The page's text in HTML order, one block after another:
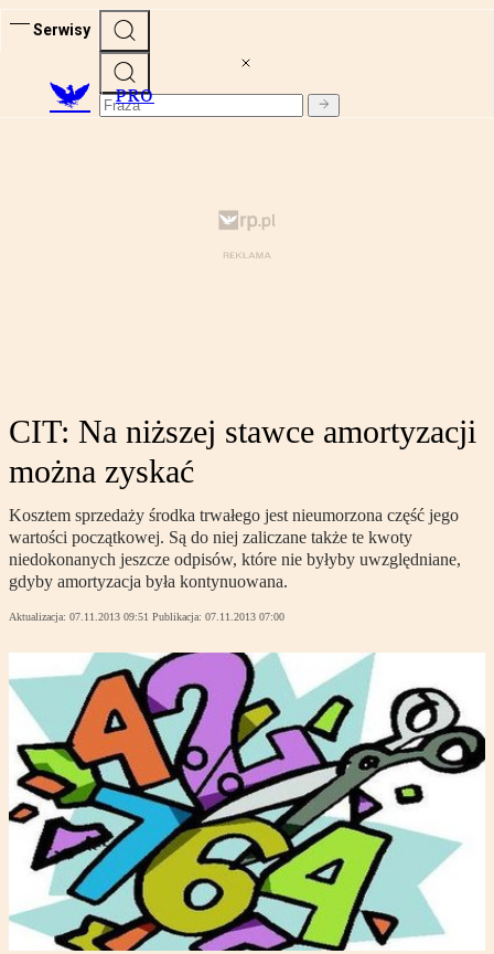
Serwisy
PRO
CIT: Na niższej stawce amortyzacji
można zyskać
Kosztem sprzedaży środka trwałego jest nieumorzona część jego
wartości początkowej. Są do niej zaliczane także te kwoty
niedokonanych jeszcze odpisów, które nie byłyby uwzględniane,
gdyby amortyzacja była kontynuowana.
Aktualizacja: 07.11.2013 09:51 Publikacja: 07.11.2013 07:00